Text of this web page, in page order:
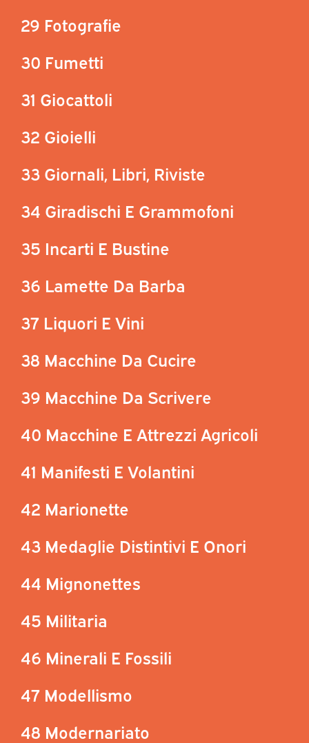
29 Fotografie
30 Fumetti
31 Giocattoli
32 Gioielli
33 Giornali, Libri, Riviste
34 Giradischi E Grammofoni
35 Incarti E Bustine
36 Lamette Da Barba
37 Liquori E Vini
38 Macchine Da Cucire
39 Macchine Da Scrivere
40 Macchine E Attrezzi Agricoli
41 Manifesti E Volantini
42 Marionette
43 Medaglie Distintivi E Onori
44 Mignonettes
45 Militaria
46 Minerali E Fossili
47 Modellismo
48 Modernariato